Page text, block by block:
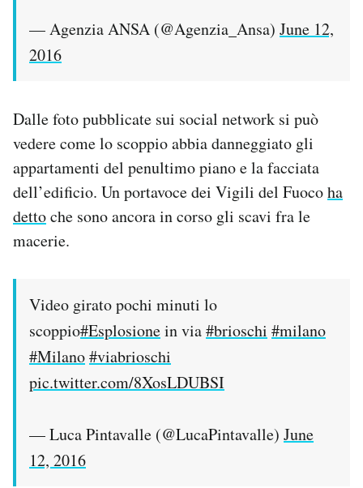
— Agenzia ANSA (@Agenzia_Ansa) June 12,
2016
Dalle foto pubblicate sui social network si può
vedere come lo scoppio abbia danneggiato gli
appartamenti del penultimo piano e la facciata
dell’edificio. Un portavoce dei Vigili del Fuocoha
dettoche sono ancora in corso gli scavi fra le
macerie.
Video girato pochi minuti lo
scoppio#Esplosionein via#brioschi #milano
#Milano#viabrioschi
pic.twitter.com/8XosLDUBSI
— Luca Pintavalle (@LucaPintavalle) June
12, 2016